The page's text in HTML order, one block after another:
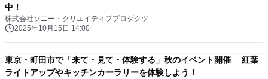
中！
株式会社ソニー・クリエイティブプロダクツ
2025年10月15日 14:00
東京・町田市で「来て・見て・体験する」秋のイベント開催 紅葉
ライトアップやキッチンカーラリーを体験しよう！